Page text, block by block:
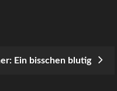
Ein bisschen blutig